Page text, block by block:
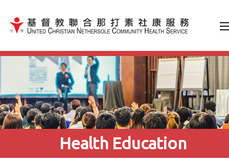
Jump to Content（按輸入鍵
Health Education